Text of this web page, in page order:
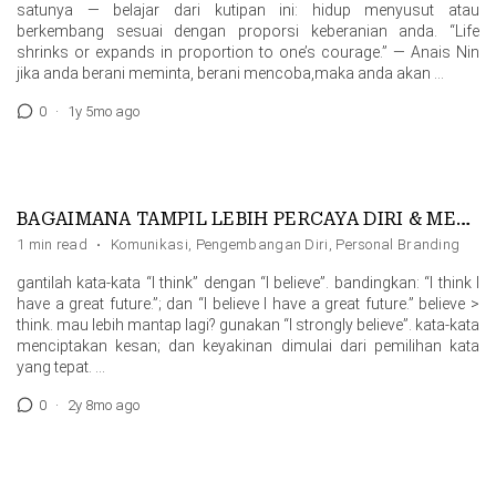
satunya — belajar dari kutipan ini: hidup menyusut atau
berkembang sesuai dengan proporsi keberanian anda. “Life
shrinks or expands in proportion to one’s courage.” — Anais Nin
jika anda berani meminta, berani mencoba,maka anda akan …
0 · 1y 5mo ago
BAGAIMANA TAMPIL LEBIH PERCAYA DIRI & MEYAKINKAN
1 min read · Komunikasi, Pengembangan Diri , Personal Branding
gantilah kata-kata “I think” dengan “I believe”. bandingkan: “I think I
have a great future.”; dan “I believe I have a great future.” believe >
think. mau lebih mantap lagi? gunakan “I strongly believe”. kata-kata
menciptakan kesan; dan keyakinan dimulai dari pemilihan kata
yang tepat. …
0 · 2y 8mo ago